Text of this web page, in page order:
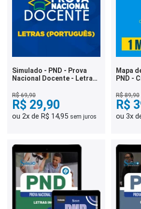
Simulado - PND - Prova
Nacional Docente - Letras
R$ 69,90
R$ 29,90
ou 2x de R$ 14,95 sem juros
Mapa
PND -
R$ 89,90
R$
ou 3x